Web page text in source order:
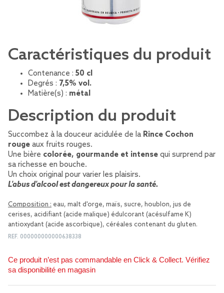
Caractéristiques du produit
Contenance : 50 cl
Degrés : 7,5% vol.
Matière(s) : métal
Description du produit
Succombez à la douceur acidulée de la Rince Cochon
rouge aux fruits rouges.
Une bière colorée, gourmande et intense qui surprend par
sa richesse en bouche.
Un choix original pour varier les plaisirs.
L'abus d'alcool est dangereux pour la santé.
Composition : eau, malt d'orge, maïs, sucre, houblon, jus de
cerises, acidifiant (acide malique) édulcorant (acésulfame K)
antioxydant (acide ascorbique), céréales contenant du gluten.
REF. 000000000000638338
Ce produit n’est pas commandable en Click & Collect. Vérifiez
sa disponibilité en magasin